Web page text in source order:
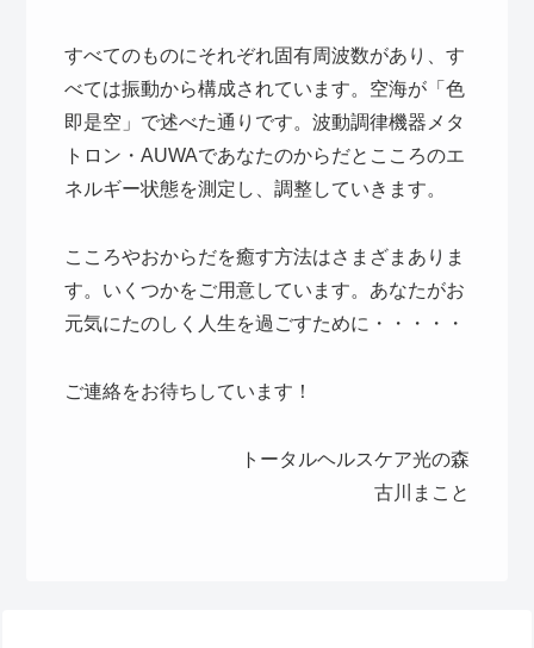
すべてのものにそれぞれ固有周波数があり、す
べては振動から構成されています。空海が「色
即是空」で述べた通りです。波動調律機器メタ
トロン・AUWAであなたのからだとこころのエ
ネルギー状態を測定し、調整していきます。
こころやおからだを癒す方法はさまざまありま
す。いくつかをご用意しています。あなたがお
元気にたのしく人生を過ごすために・・・・・
ご連絡をお待ちしています！
トータルヘルスケア光の森
古川まこと